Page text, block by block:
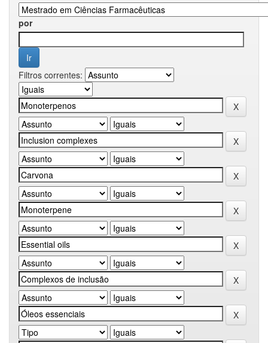
por
Filtros correntes: